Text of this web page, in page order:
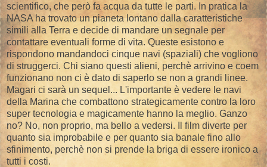
scientifico, che però fa acqua da tutte le parti. In pratica la
NASA ha trovato un pianeta lontano dalla caratteristiche
simili alla Terra e decide di mandare un segnale per
contattare eventuali forme di vita. Queste esistono e
rispondono mandandoci cinque navi (spaziali) che vogliono
di struggerci. Chi siano questi alieni, perchè arrivino e coem
funzionano non ci è dato di saperlo se non a grandi linee.
Magari ci sarà un sequel... L'importante è vedere le navi
della Marina che combattono strategicamente contro la loro
super tecnologia e magicamente hanno la meglio. Ganzo
no? No, non proprio, ma bello a vedersi. Il film diverte per
quanto sia improbabile e per quanto sia banale fino allo
sfinimento, perchè non si prende la briga di essere ironico a
tutti i costi.